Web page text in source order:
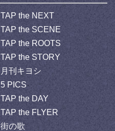
TAP the NEXT
TAP the SCENE
TAP the ROOTS
TAP the STORY
月刊キヨシ
5 PICS
TAP the DAY
TAP the FLYER
街の歌